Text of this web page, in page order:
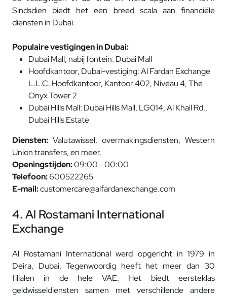
Sindsdien biedt het een breed scala aan financiële
diensten in Dubai.
Populaire vestigingen in Dubai:
Dubai Mall, nabij fontein: Dubai Mall
Hoofdkantoor, Dubai-vestiging: Al Fardan Exchange
L.L.C. Hoofdkantoor, Kantoor 402, Niveau 4, The
Onyx Tower 2
Dubai Hills Mall: Dubai Hills Mall, LG014, Al Khail Rd.,
Dubai Hills Estate
Diensten: Valutawissel, overmakingsdiensten, Western
Union transfers, en meer.
Openingstijden:09:00 - 00:00
Telefoon:600522265
E-mail:customercare@alfardanexchange.com
4. Al Rostamani International
Exchange
Al Rostamani International werd opgericht in 1979 in
Deira, Dubai. Tegenwoordig heeft het meer dan 30
filialen in de hele VAE. Het biedt eersteklas
geldwisseldiensten samen met verschillende andere